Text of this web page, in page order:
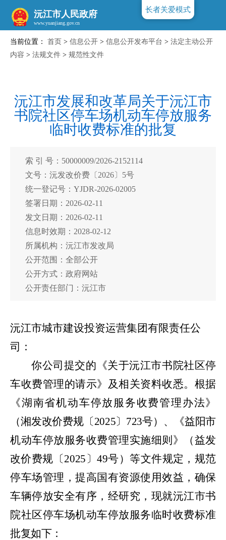
沅江市人民政府
www.yuanjiang.gov.cn
当前位置： 首页 > 信息公开 > 信息公开发布平台 > 法定主动公开
内容 > 法规文件 > 规范性文件
沅江市发展和改革局关于沅江市
书院社区停车场机动车停放服务
临时收费标准的批复
索 引 号：50000009/2026-2152114
文号：沅发改价费〔2026〕5号
统一登记号：YJDR-2026-02005
签署日期：2026-02-11
发文日期：2026-02-11
信息时效期：2028-02-12
所属机构：沅江市发改局
公开范围：全部公开
公开方式：政府网站
公开责任部门：沅江市
沅江市城市建设投资运营集团有限责任公
司 ：
你公司提交的《关于沅江市书院社区停
车收费管理的请示》及相关资料收悉。 根据
《湖南省机动车停放服务收费管理办法》
（湘发改价费规〔2025〕 723号）、《益阳市
机动车停放服务收费管理实施细则》（益发
改价费规〔2025 〕49号）等文件规定， 规范
停车场管理，提高国有资源使用效益，确保
车辆停放安全有序 ， 经研究，现就沅江市书
院社区停车场机动车停放服务临时收费标准
批复如下：
长者关爱模式